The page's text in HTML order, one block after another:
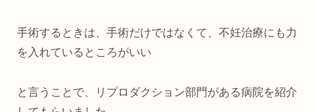
手術するときは、手術だけではなくて、不妊治療にも力
を入れているところがいい
と言うことで、リプロダクション部門がある病院を紹介